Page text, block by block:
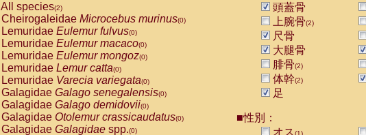
All species(2)
Cheirogaleidae Microcebus murinus(0)
Lemuridae Eulemur fulvus(0)
Lemuridae Eulemur macaco(0)
Lemuridae Eulemur mongoz(0)
Lemuridae Lemur catta(0)
Lemuridae Varecia variegata(0)
Galagidae Galago senegalensis(0)
Galagidae Galago demidovii(0)
Galagidae Otolemur crassicaudatus(0)
Galagidae Galagidae spp.(0)
頭蓋骨
上腕骨(2)
尺骨
大腿骨
腓骨(2)
体幹(2)
足
■性別：
オス(1)